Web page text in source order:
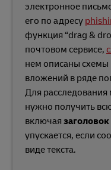
электронное
его по адресу
функция “drag &
почтовом сервисе,
нем описаны схемы
вложений в ряде
Для
нужно получить
включая
упускается, если
виде текста.